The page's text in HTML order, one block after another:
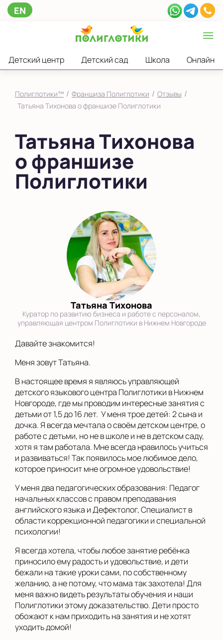
EN
Детский центр Детский сад Школа Онлайн
Полиглотики™ / Франшиза Полиглотики / Отзывы /
Татьяна Тихонова о франшизе Полиглотики
Татьяна Тихонова
о франшизе
Полиглотики
Татьяна Тихонова
Куратор по развитию бизнеса и работе с персоналом,
управляющая центром Полиглотики в Нижнем Новгороде
Давайте знакомится!
Меня зовут Татьяна.
В настоящее время я являюсь управляющей
детского языкового центра Полиглотики в Нижнем
Новгороде, где мы проводим интересные занятия с
детьми от 1,5 до 16 лет. У меня трое детей: 2 сына и
дочка. Я всегда мечтала о своём детском центре, о
работе с детьми, но не в школе и не в детском саду,
хотя я там работала. Мне всегда нравилось учиться
и развиваться! Так появилось мое любимое дело,
которое приносит мне огромное удовольствие!
У меня два педагогических образования: Педагог
начальных классов с правом преподавания
английского языка и Дефектолог, Специалист в
области коррекционной педагогики и специальной
психологии!
Я всегда хотела, чтобы любое занятие ребёнка
приносило ему радость и удовольствие, и дети
бежали на такие уроки сами, по собственному
желанию, а не потому, что мама так захотела! Для
меня важно видеть результаты обучения и наши
Полиглотики этому доказательство. Дети просто
обожают к нам приходить на занятия и не хотят
уходить домой!